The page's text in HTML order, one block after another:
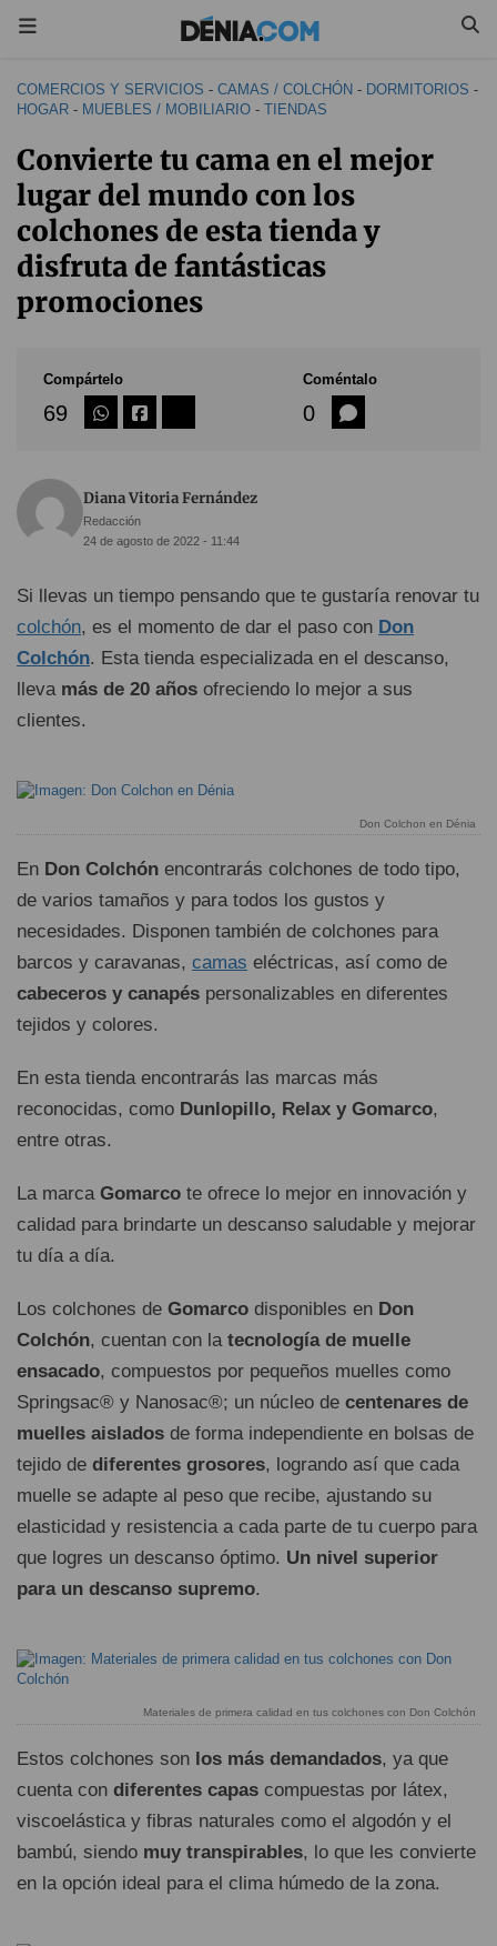
COMERCIOS Y SERVICIOS - CAMAS / COLCHÓN - DORMITORIOS -
HOGAR - MUEBLES / MOBILIARIO - TIENDAS
Convierte tu cama en el mejor
lugar del mundo con los
colchones de esta tienda y
disfruta de fantásticas
promociones
Compártelo
69
Coméntalo
0
Diana Vitoria Fernández
Redacción
24 de agosto de 2022 - 11:44
Si llevas un tiempo pensando que te gustaría renovar tu
colchón, es el momento de dar el paso con Don
Colchón. Esta tienda especializada en el descanso,
lleva más de 20 años ofreciendo lo mejor a sus
clientes.
Don Colchon en Dénia
En Don Colchón encontrarás colchones de todo tipo,
de varios tamaños y para todos los gustos y
necesidades. Disponen también de colchones para
barcos y caravanas, camas eléctricas, así como de
cabeceros y canapés personalizables en diferentes
tejidos y colores.
En esta tienda encontrarás las marcas más
reconocidas, como Dunlopillo, Relax y Gomarco,
entre otras.
La marca Gomarco te ofrece lo mejor en innovación y
calidad para brindarte un descanso saludable y mejorar
tu día a día.
Los colchones de Gomarco disponibles en Don
Colchón, cuentan con la tecnología de muelle
ensacado, compuestos por pequeños muelles como
Springsac® y Nanosac®; un núcleo de centenares de
muelles aislados de forma independiente en bolsas de
tejido de diferentes grosores, logrando así que cada
muelle se adapte al peso que recibe, ajustando su
elasticidad y resistencia a cada parte de tu cuerpo para
que logres un descanso óptimo. Un nivel superior
para un descanso supremo.
Materiales de primera calidad en tus colchones con Don Colchón
Estos colchones son los más demandados, ya que
cuenta con diferentes capas compuestas por látex,
viscoelástica y fibras naturales como el algodón y el
bambú, siendo muy transpirables, lo que les convierte
en la opción ideal para el clima húmedo de la zona.